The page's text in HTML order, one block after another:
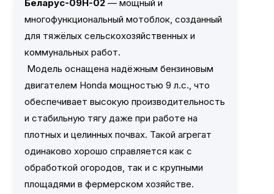
Беларус-09Н-02 — мощный и
многофункциональный мотоблок, созданный
для тяжёлых сельскохозяйственных и
коммунальных работ.
Модель оснащена надёжным бензиновым
двигателем Honda мощностью 9 л.с., что
обеспечивает высокую производительность
и стабильную тягу даже при работе на
плотных и целинных почвах. Такой агрегат
одинаково хорошо справляется как с
обработкой огородов, так и с крупными
площадями в фермерском хозяйстве.